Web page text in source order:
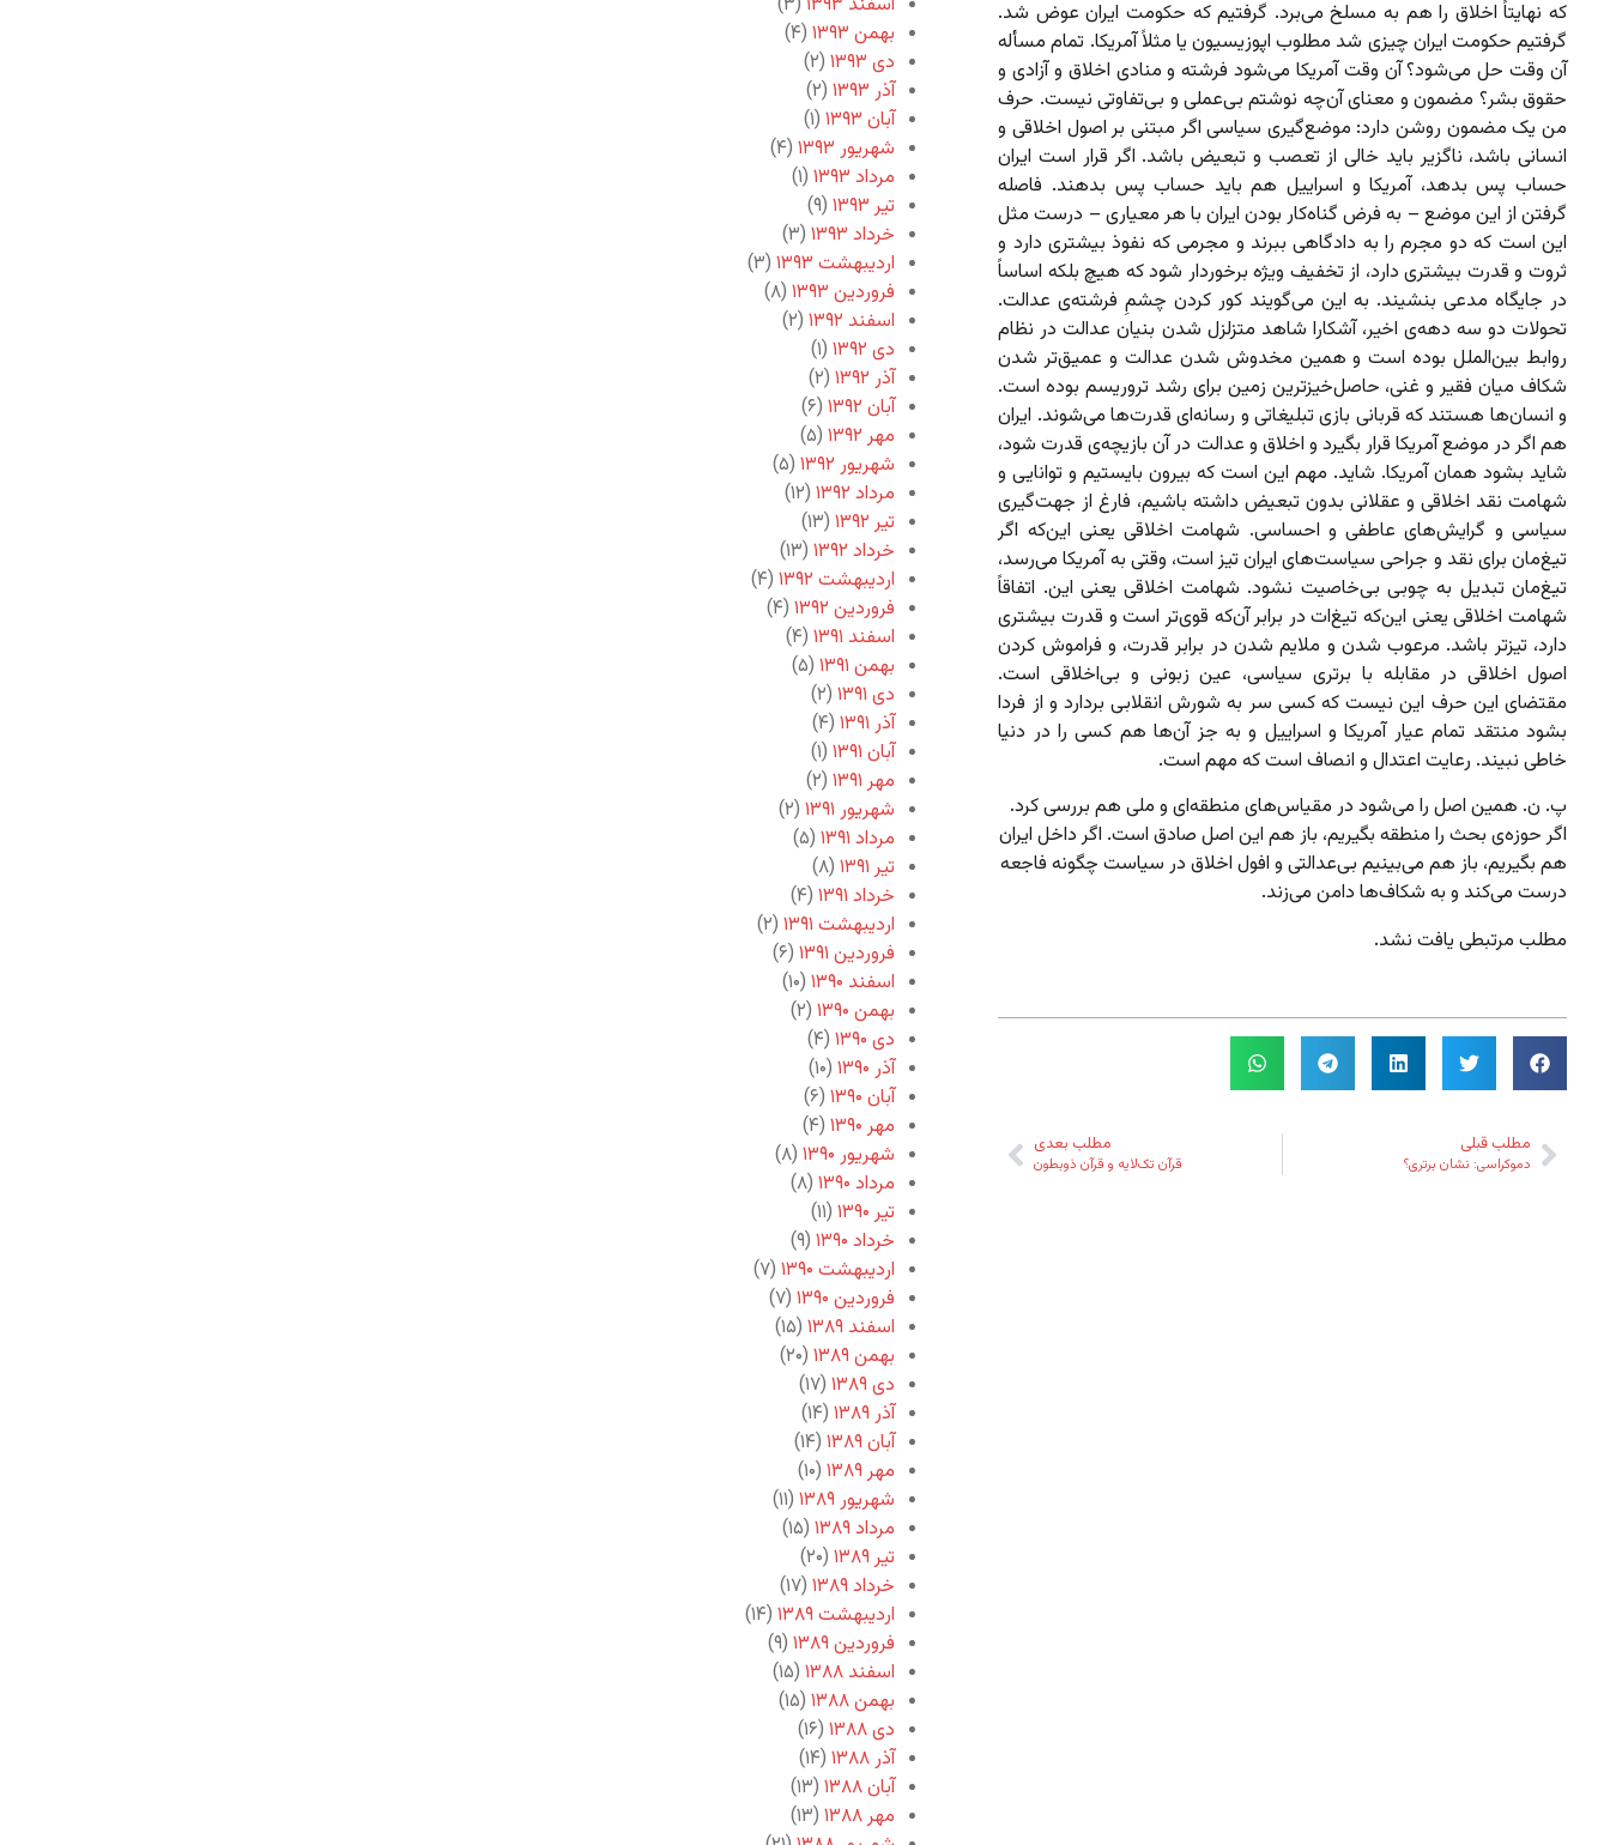
که نهایتاً اخلاق را هم به مسلخ می‌برد. گرفتیم که حکومت ایران عوض شد.
گرفتیم حکومت ایران چیزی شد مطلوب اپوزیسیون یا مثلاً آمریکا. تمام مسأله
آن وقت حل می‌شود؟ آن وقت آمریکا می‌شود فرشته و منادی اخلاق و آزادی و
حقوق بشر؟ مضمون و معنای آن‌چه نوشتم بی‌عملی و بی‌تفاوتی نیست. حرف
من یک مضمون روشن دارد: موضع‌گیری سیاسی اگر مبتنی بر اصول اخلاقی و
انسانی باشد، ناگزیر باید خالی از تعصب و تبعیض باشد. اگر قرار است ایران
حساب پس بدهد، آمریکا و اسراییل هم باید حساب پس بدهند. فاصله
گرفتن از این موضع – به فرض گناه‌کار بودن ایران با هر معیاری – درست مثل
این است که دو مجرم را به دادگاهی ببرند و مجرمی که نفوذ بیشتری دارد و
ثروت و قدرت بیشتری دارد، از تخفیف ویژه برخوردار شود که هیچ بلکه اساساً
در جایگاه مدعی بنشیند. به این می‌گویند کور کردن چشمِ فرشته‌ی عدالت.
تحولات دو سه دهه‌ی اخیر، آشکارا شاهد متزلزل شدن بنیان عدالت در نظام
روابط بین‌الملل بوده است و همین مخدوش شدن عدالت و عمیق‌تر شدن
شکاف میان فقیر و غنی، حاصل‌خیزترین زمین برای رشد تروریسم بوده است.
و انسان‌ها هستند که قربانی بازی تبلیغاتی و رسانه‌ای قدرت‌ها می‌شوند. ایران
هم اگر در موضع آمریکا قرار بگیرد و اخلاق و عدالت در آن بازیچه‌ی قدرت شود،
شاید بشود همان آمریکا. شاید. مهم این است که بیرون بایستیم و توانایی و
شهامت نقد اخلاقی و عقلانی بدون تبعیض داشته باشیم، فارغ از جهت‌گیری
سیاسی و گرایش‌های عاطفی و احساسی. شهامت اخلاقی یعنی این‌که اگر
تیغ‌مان برای نقد و جراحی سیاست‌های ایران تیز است، وقتی به آمریکا می‌رسد،
تیغ‌مان تبدیل به چوبی بی‌خاصیت نشود. شهامت اخلاقی یعنی این. اتفاقاً
شهامت اخلاقی یعنی این‌که تیغ‌ات در برابر آن‌که قوی‌تر است و قدرت‌ بیشتری
دارد، تیزتر باشد. مرعوب شدن و ملایم شدن در برابر قدرت، و فراموش کردن
اصول اخلاقی در مقابله با برتری سیاسی، عین زبونی و بی‌اخلاقی است.
مقتضای این حرف این نیست که کسی سر به شورش انقلابی بردارد و از فردا
بشود منتقد تمام عیار آمریکا و اسراییل و به جز آن‌ها هم کسی را در دنیا
خاطی نبیند. رعایت اعتدال و انصاف است که مهم است.
پ. ن. همین اصل را می‌شود در مقیاس‌های منطقه‌ای و ملی هم بررسی کرد.
اگر حوزه‌ی بحث را منطقه بگیریم، باز هم این اصل صادق است. اگر داخل ایران
هم بگیریم، باز هم می‌بینیم بی‌عدالتی و افول اخلاق در سیاست چگونه فاجعه
درست می‌کند و به شکاف‌ها دامن می‌زند.
مطلب مرتبطی یافت نشد.
مطلب قبلی
دموکراسی: نشان برتری؟
مطلب بعدی
قرآن تک‌لایه و قرآن ذوبطون
بهمن ۱۳۹۳
(۴)
دی ۱۳۹۳
(۲)
آذر ۱۳۹۳
(۲)
آبان ۱۳۹۳
(۱)
شهریور ۱۳۹۳
(۴)
مرداد ۱۳۹۳
(۱)
تیر ۱۳۹۳
(۹)
خرداد ۱۳۹۳
(۳)
اردیبهشت ۱۳۹۳
(۳)
فروردین ۱۳۹۳
(۸)
اسفند ۱۳۹۲
(۲)
دی ۱۳۹۲
(۱)
آذر ۱۳۹۲
(۲)
آبان ۱۳۹۲
(۶)
مهر ۱۳۹۲
(۵)
شهریور ۱۳۹۲
(۵)
مرداد ۱۳۹۲
(۱۲)
تیر ۱۳۹۲
(۱۳)
خرداد ۱۳۹۲
(۱۳)
اردیبهشت ۱۳۹۲
(۴)
فروردین ۱۳۹۲
(۴)
اسفند ۱۳۹۱
(۴)
بهمن ۱۳۹۱
(۵)
دی ۱۳۹۱
(۲)
آذر ۱۳۹۱
(۴)
آبان ۱۳۹۱
(۱)
مهر ۱۳۹۱
(۲)
شهریور ۱۳۹۱
(۲)
مرداد ۱۳۹۱
(۵)
تیر ۱۳۹۱
(۸)
خرداد ۱۳۹۱
(۴)
اردیبهشت ۱۳۹۱
(۲)
فروردین ۱۳۹۱
(۶)
اسفند ۱۳۹۰
(۱۰)
بهمن ۱۳۹۰
(۲)
دی ۱۳۹۰
(۴)
آذر ۱۳۹۰
(۱۰)
آبان ۱۳۹۰
(۶)
مهر ۱۳۹۰
(۴)
شهریور ۱۳۹۰
(۸)
مرداد ۱۳۹۰
(۸)
تیر ۱۳۹۰
(۱۱)
خرداد ۱۳۹۰
(۹)
اردیبهشت ۱۳۹۰
(۷)
فروردین ۱۳۹۰
(۷)
اسفند ۱۳۸۹
(۱۵)
بهمن ۱۳۸۹
(۲۰)
دی ۱۳۸۹
(۱۷)
آذر ۱۳۸۹
(۱۴)
آبان ۱۳۸۹
(۱۴)
مهر ۱۳۸۹
(۱۰)
شهریور ۱۳۸۹
(۱۱)
مرداد ۱۳۸۹
(۱۵)
تیر ۱۳۸۹
(۲۰)
خرداد ۱۳۸۹
(۱۷)
اردیبهشت ۱۳۸۹
(۱۴)
فروردین ۱۳۸۹
(۹)
اسفند ۱۳۸۸
(۱۵)
بهمن ۱۳۸۸
(۱۵)
دی ۱۳۸۸
(۱۶)
آذر ۱۳۸۸
(۱۴)
آبان ۱۳۸۸
(۱۳)
مهر ۱۳۸۸
(۱۳)